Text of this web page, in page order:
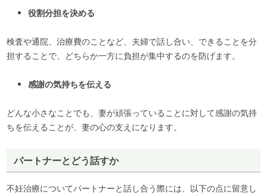
役割分担を決める
検査や通院、治療費のことなど、夫婦で話し合い、できることを分
担することで、どちらか一方に負担が集中するのを防げます。
感謝の気持ちを伝える
どんな小さなことでも、妻が頑張っていることに対して感謝の気持
ちを伝えることが、妻の心の支えになります。
パートナーとどう話すか
不妊治療についてパートナーと話し合う際には、以下の点に留意し